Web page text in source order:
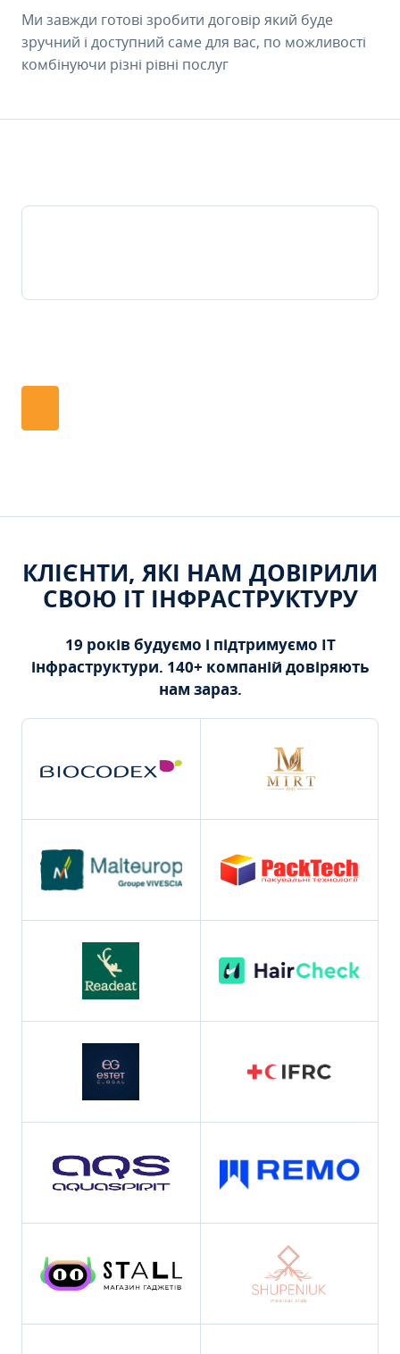
Ми завжди готові зробити договір який буде
зручний і доступний саме для вас, по можливості
комбінуючи різні рівні послуг
КЛІЄНТИ, ЯКІ НАМ ДОВІРИЛИ
СВОЮ ІТ ІНФРАСТРУКТУРУ
19 років будуємо і підтримуємо ІТ
інфраструктури. 140+ компаній довіряють
нам зараз.